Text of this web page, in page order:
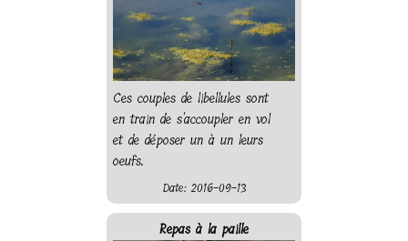
Ces couples de libellules sont
en train de s'accoupler en vol
et de déposer un à un leurs
oeufs.
Date: 2016-09-13
Repas à la paille